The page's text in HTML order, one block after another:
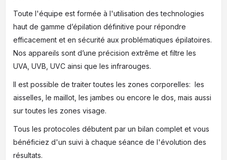
Toute l'équipe est formée à l'utilisation des technologies
haut de gamme d’épilation définitive pour répondre
efficacement et en sécurité aux problématiques épilatoires.
Nos appareils sont d’une précision extrême et filtre les
UVA, UVB, UVC ainsi que les infrarouges.
Il est possible de traiter toutes les zones corporelles: les
aisselles, le maillot, les jambes ou encore le dos, mais aussi
sur toutes les zones visage.
Tous les protocoles débutent par un bilan complet et vous
bénéficiez d'un suivi à chaque séance de l'évolution des
résultats.